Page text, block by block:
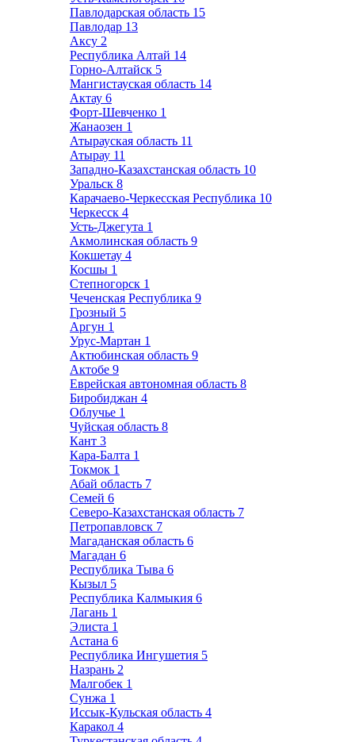
Павлодарская область 15
Павлодар 13
Аксу 2
Республика Алтай 14
Горно-Алтайск 5
Мангистауская область 14
Актау 6
Форт-Шевченко 1
Жанаозен 1
Атырауская область 11
Атырау 11
Западно-Казахстанская область 10
Уральск 8
Карачаево-Черкесская Республика 10
Черкесск 4
Усть-Джегута 1
Акмолинская область 9
Кокшетау 4
Косшы 1
Степногорск 1
Чеченская Республика 9
Грозный 5
Аргун 1
Урус-Мартан 1
Актюбинская область 9
Актобе 9
Еврейская автономная область 8
Биробиджан 4
Облучье 1
Чуйская область 8
Кант 3
Кара-Балта 1
Токмок 1
Абай область 7
Семей 6
Северо-Казахстанская область 7
Петропавловск 7
Магаданская область 6
Магадан 6
Республика Тыва 6
Кызыл 5
Республика Калмыкия 6
Лагань 1
Элиста 1
Астана 6
Республика Ингушетия 5
Назрань 2
Малгобек 1
Сунжа 1
Иссык-Кульская область 4
Каракол 4